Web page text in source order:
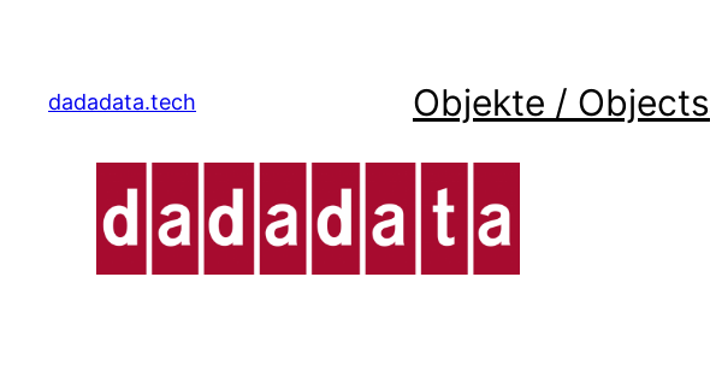
springen
dadadata.tech Objekte / Objects